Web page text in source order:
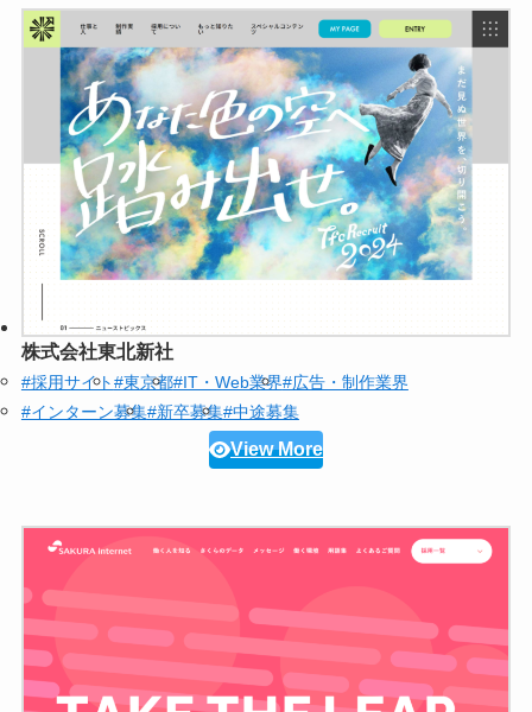
株式会社東北新社
#採用サイト#東京都#IT・Web業界#広告・制作業界
#インターン募集#新卒募集#中途募集
View More